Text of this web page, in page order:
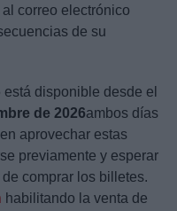
correo electrónico
de su
disponible desde el
de 2026ambos días
aprovechar estas
previamente y esperar
comprar los billetes.
habilitando la venta de